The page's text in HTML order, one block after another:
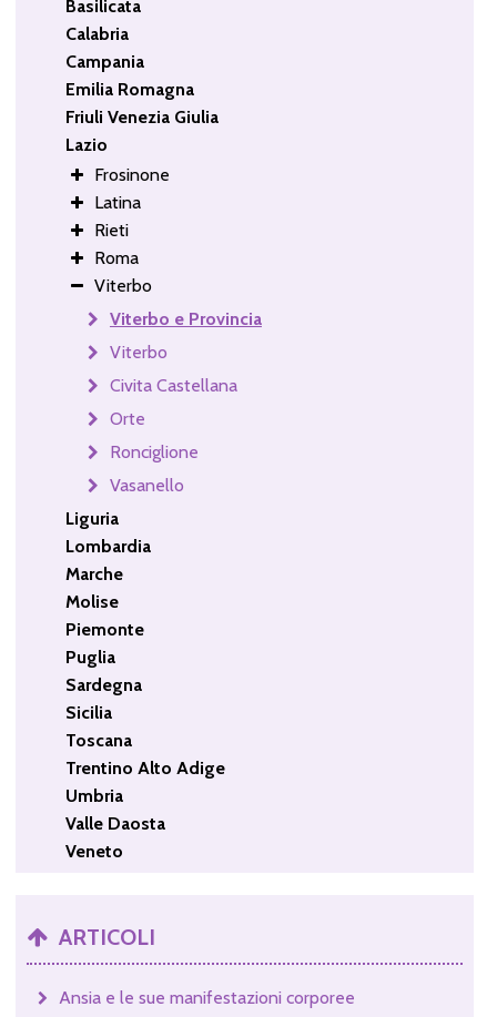
Basilicata
Calabria
Campania
Emilia Romagna
Friuli Venezia Giulia
Lazio
Frosinone
Latina
Rieti
Roma
Viterbo
Viterbo e Provincia
Viterbo
Civita Castellana
Orte
Ronciglione
Vasanello
Liguria
Lombardia
Marche
Molise
Piemonte
Puglia
Sardegna
Sicilia
Toscana
Trentino Alto Adige
Umbria
Valle Daosta
Veneto
ARTICOLI
Ansia e le sue manifestazioni corporee